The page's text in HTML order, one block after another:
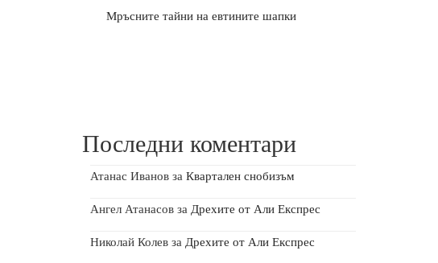
Мръсните тайни на евтините шапки
Последни коментари
Атанас Иванов за Квартален снобизъм
Ангел Атанасов за Дрехите от Али Експрес
Николай Колев за Дрехите от Али Експрес